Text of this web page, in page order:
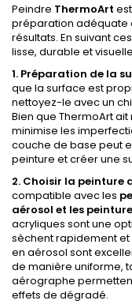
Peindre ThermoArt
préparation adéquate
résultats. En suivant
lisse, durable et
1. Préparation de la
que la surface est
nettoyez-le avec un
Bien que ThermoArt
minimise les
couche de base peut
peinture et créer une
2. Choisir la peinture
compatible avec les
aérosol et les
acryliques sont une
sèchent rapidement et
en aérosol sont
de manière uniforme,
aérographe
effets de dégradé.